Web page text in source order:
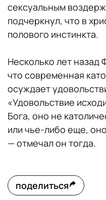
сексуальным
подчеркнул, что в
полового инстинкта.
Несколько лет назад
что современная
осуждает
«Удовольствие
Бога, оно не
или чье-либо еще,
— отмечал он тогда.
поделиться